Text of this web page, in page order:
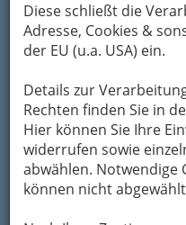
Diese schließt die
Adresse, Cookies &
der EU (u.a. USA) ein.
Details zur
Rechten finden Sie in
Hier können Sie Ihre
widerrufen sowie
abwählen. Notwendige
können nicht
Gegner sich
wenn sie
Peter Ustinov